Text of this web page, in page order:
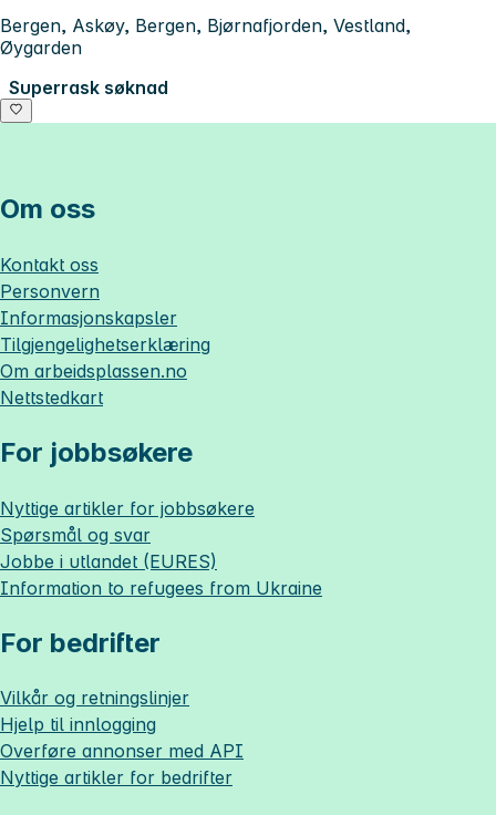
Bergen, Askøy, Bergen, Bjørnafjorden, Vestland,
Øygarden
Superrask søknad
Om oss
Kontakt oss
Personvern
Informasjonskapsler
Tilgjengelighetserklæring
Om arbeidsplassen.no
Nettstedkart
For jobbsøkere
Nyttige artikler for jobbsøkere
Spørsmål og svar
Jobbe i utlandet (EURES)
Information to refugees from Ukraine
For bedrifter
Vilkår og retningslinjer
Hjelp til innlogging
Overføre annonser med API
Nyttige artikler for bedrifter